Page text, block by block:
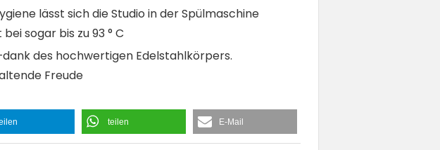
lässt sich die Studio in der Spülmaschine
sogar bis zu 93 ° C
–dank des hochwertigen Edelstahlkörpers.
Freude
teilen E-Mail